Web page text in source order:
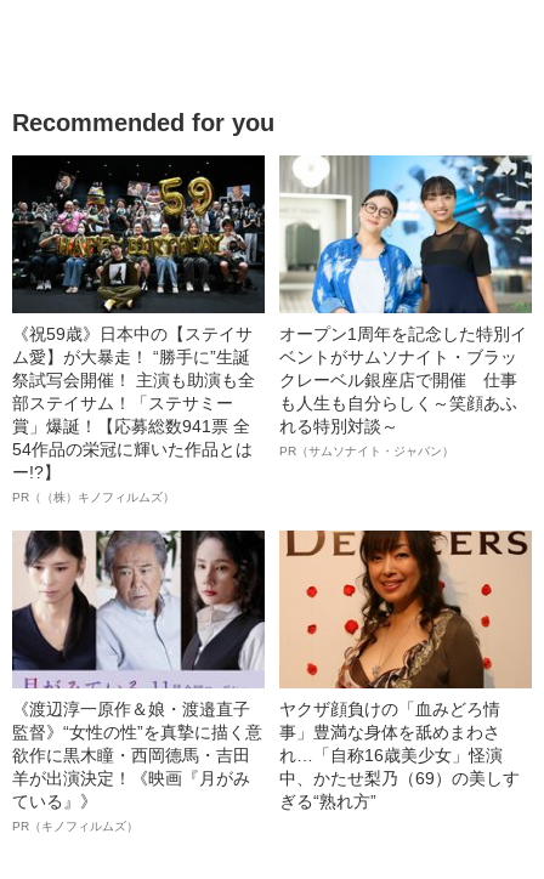
Recommended for you
《祝59歳》日本中の【ステイサ
ム愛】が大暴走！ “勝手に”生誕
祭試写会開催！ 主演も助演も全
部ステイサム！「ステサミー
賞」爆誕！【応募総数941票 全
54作品の栄冠に輝いた作品とは
ー!?】
PR（（株）キノフィルムズ）
オープン1周年を記念した特別イ
ベントがサムソナイト・ブラッ
クレーベル銀座店で開催 仕事
も人生も自分らしく～笑顔あふ
れる特別対談～
PR（サムソナイト・ジャパン）
《渡辺淳一原作＆娘・渡邉直子
監督》“女性の性”を真摯に描く意
欲作に黒木瞳・西岡德馬・吉田
羊が出演決定！《映画『月がみ
ている』》
PR（キノフィルムズ）
ヤクザ顔負けの「血みどろ情
事」豊満な身体を舐めまわさ
れ…「自称16歳美少女」怪演
中、かたせ梨乃（69）の美しす
ぎる“熟れ方”